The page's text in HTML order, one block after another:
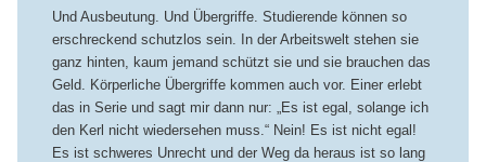
Und Ausbeutung. Und Übergriffe. Studierende können so
erschreckend schutzlos sein. In der Arbeitswelt stehen sie
ganz hinten, kaum jemand schützt sie und sie brauchen das
Geld. Körperliche Übergriffe kommen auch vor. Einer erlebt
das in Serie und sagt mir dann nur: „Es ist egal, solange ich
den Kerl nicht wiedersehen muss.“ Nein! Es ist nicht egal!
Es ist schweres Unrecht und der Weg da heraus ist so lang